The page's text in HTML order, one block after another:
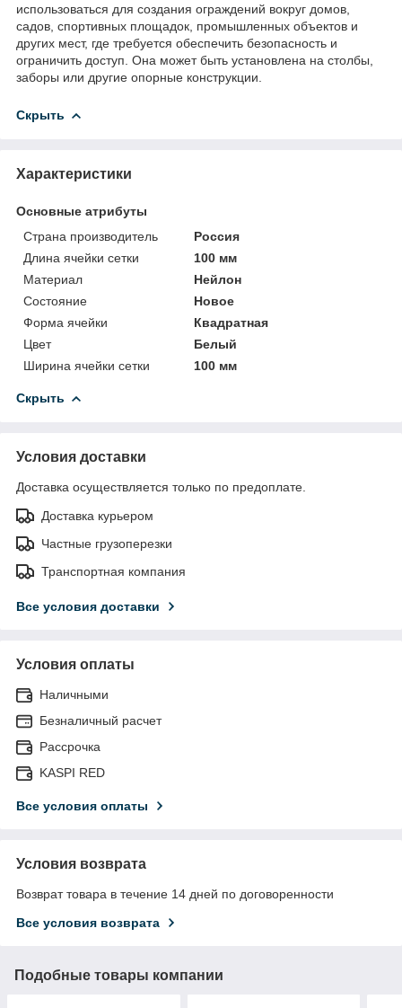
использоваться для создания ограждений вокруг домов,
садов, спортивных площадок, промышленных объектов и
других мест, где требуется обеспечить безопасность и
ограничить доступ. Она может быть установлена на столбы,
заборы или другие опорные конструкции.
Скрыть
Характеристики
Основные атрибуты
Страна производитель
Россия
Длина ячейки сетки
100 мм
Материал
Нейлон
Состояние
Новое
Форма ячейки
Квадратная
Цвет
Белый
Ширина ячейки сетки
100 мм
Скрыть
Условия доставки
Доставка осуществляется только по предоплате.
Доставка курьером
Частные грузоперезки
Транспортная компания
Все условия доставки
Условия оплаты
Наличными
Безналичный расчет
Рассрочка
KASPI RED
Все условия оплаты
Условия возврата
Возврат товара в течение 14 дней по договоренности
Все условия возврата
Подобные товары компании